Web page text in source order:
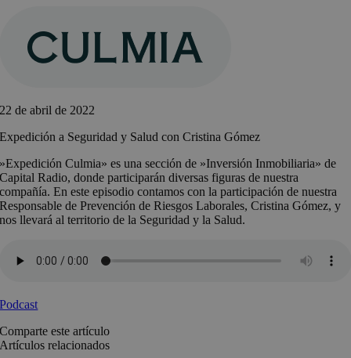
contenido
22 de abril de 2022
Expedición a Seguridad y Salud con Cristina Gómez
»Expedición Culmia» es una sección de »Inversión Inmobiliaria» de
Capital Radio, donde participarán diversas figuras de nuestra
compañía. En este episodio contamos con la participación de nuestra
Responsable de Prevención de Riesgos Laborales, Cristina Gómez, y
nos llevará al territorio de la Seguridad y la Salud.
Podcast
Comparte este artículo
Artículos relacionados